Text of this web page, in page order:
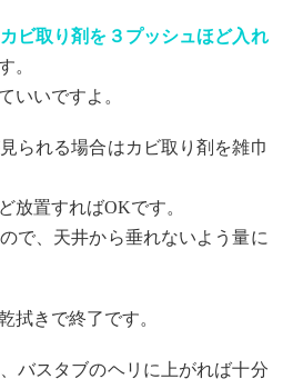
ビ取り剤を３プッシュほど入れ
。
いいですよ。
られる場合はカビ取り剤を雑巾
放置すればOKです。
で、天井から垂れないよう量に
拭きで終了です。
バスタブのヘリに上がれば十分